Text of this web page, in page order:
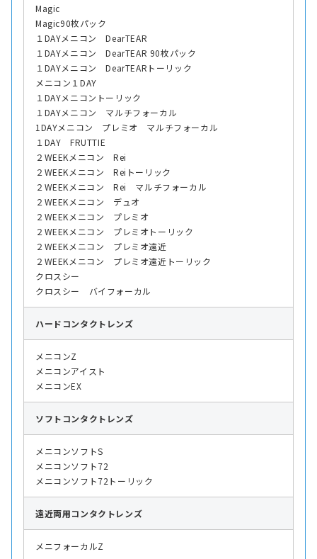
Magic
Magic90枚パック
１DAYメニコン DearTEAR
１DAYメニコン DearTEAR 90枚パック
１DAYメニコン DearTEARトーリック
メニコン１DAY
１DAYメニコントーリック
１DAYメニコン マルチフォーカル
1DAYメニコン プレミオ マルチフォーカル
１DAY FRUTTIE
２WEEKメニコン Rei
２WEEKメニコン Reiトーリック
２WEEKメニコン Rei マルチフォーカル
２WEEKメニコン デュオ
２WEEKメニコン プレミオ
２WEEKメニコン プレミオトーリック
２WEEKメニコン プレミオ遠近
２WEEKメニコン プレミオ遠近トーリック
クロスシー
クロスシー バイフォーカル
ハード コンタクトレンズ
メニコンZ
メニコンアイスト
メニコンEX
ソフト コンタクトレンズ
メニコンソフトS
メニコンソフト72
メニコンソフト72トーリック
遠近両用コンタクトレンズ
メニフォーカルZ